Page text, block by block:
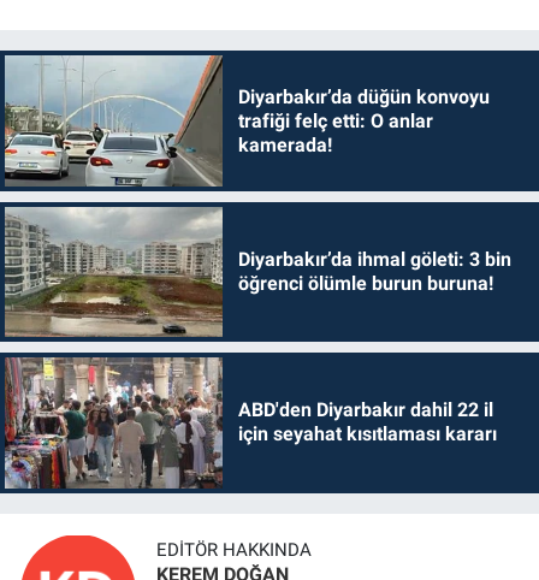
Diyarbakır’da düğün konvoyu
trafiği felç etti: O anlar
kamerada!
Diyarbakır’da ihmal göleti: 3 bin
öğrenci ölümle burun buruna!
ABD'den Diyarbakır dahil 22 il
için seyahat kısıtlaması kararı
EDITÖR HAKKINDA
KEREM DOĞAN